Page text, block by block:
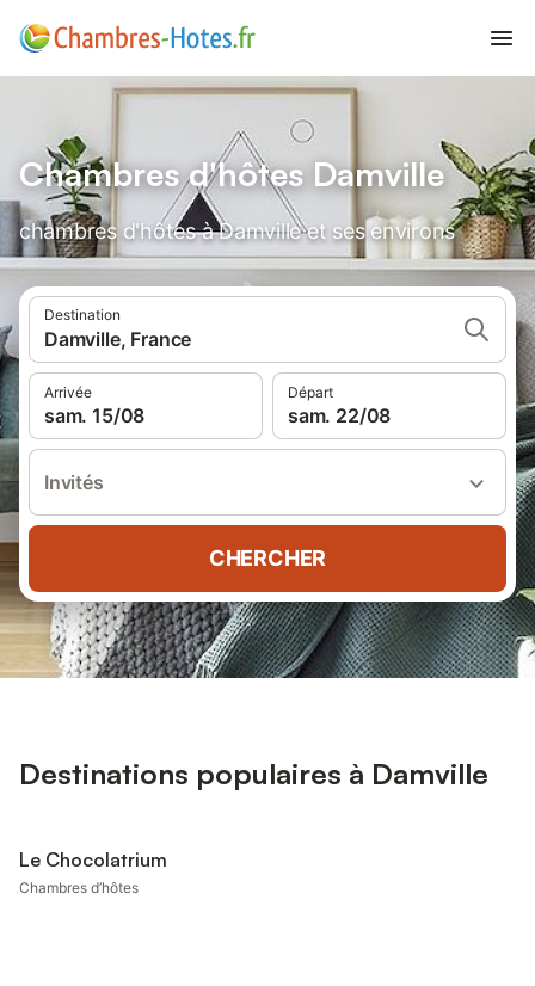
Chambres d'hôtes Damville
chambres d'hôtes à Damville et ses environs
Destination
Damville, France
Arrivée
sam. 15/08
Départ
sam. 22/08
Invités
CHERCHER
Destinations populaires à Damville
Le Chocolatrium
Chambres d’hôtes